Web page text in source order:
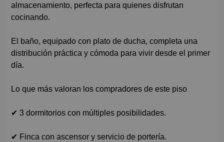
almacenamiento, perfecta para quienes disfrutan
cocinando.
El baño, equipado con plato de ducha, completa una
distribución práctica y cómoda para vivir desde el primer
día.
Lo que más valoran los compradores de este piso
✔ 3 dormitorios con múltiples posibilidades.
✔ Finca con ascensor y servicio de portería.